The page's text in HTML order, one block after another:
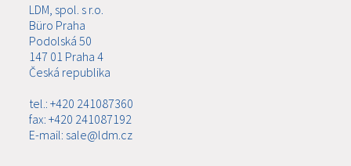
LDM, spol. s r.o.
Büro Praha
Podolská 50
147 01 Praha 4
Česká republika
tel.: +420 241087360
fax: +420 241087192
E-mail: sale@ldm.cz